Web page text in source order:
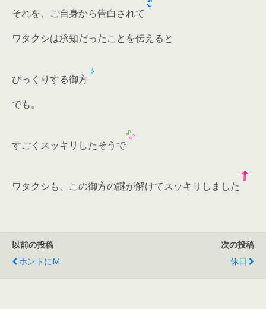
それを、ご自身から告白されて
ワタクシは承知だったことを伝えると
びっくりする御方
でも。
すごくスッキリしたそうで
ワタクシも、この御方の謎が解けてスッキリしました
以前の投稿
ホントにM
次の投稿
休日